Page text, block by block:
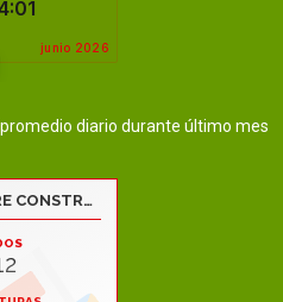
diario durante último mes